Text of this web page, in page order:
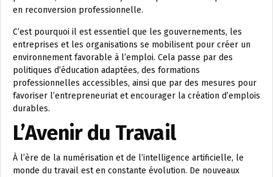
en reconversion professionnelle.
C’est pourquoi il est essentiel que les gouvernements, les
entreprises et les organisations se mobilisent pour créer un
environnement favorable à l’emploi. Cela passe par des
politiques d’éducation adaptées, des formations
professionnelles accessibles, ainsi que par des mesures pour
favoriser l’entrepreneuriat et encourager la création d’emplois
durables.
L’Avenir du Travail
À l’ère de la numérisation et de l’intelligence artificielle, le
monde du travail est en constante évolution. De nouveaux